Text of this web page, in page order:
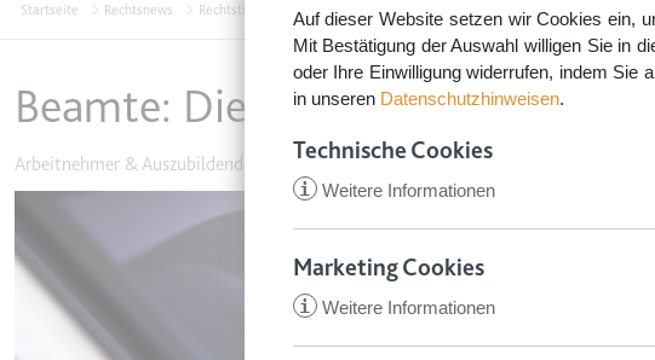
Auf dieser Website setzen wir Cookies ein,
Mit Bestätigung der Auswahl willigen Sie in
oder Ihre Einwilligung widerrufen, indem Sie
in unseren Datenschutzhinweisen.
Technische Cookies
i Weitere Informationen
CookieConsent
Anbieter:
app.smartlaw.de
Marketing Cookies
i Weitere Informationen
Startseite Rechtsnews Rechtstipps Familie & Privates Arbeitnehmer & Auszubildende
Beamte: Dienstrechtliche
Arbeitnehmer & Auszubildende
15. Juli 2022